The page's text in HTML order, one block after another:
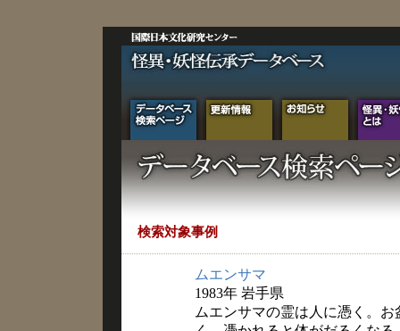
検索対象事例
ムエンサマ
1983年 岩手県
ムエンサマの霊は人に憑く。